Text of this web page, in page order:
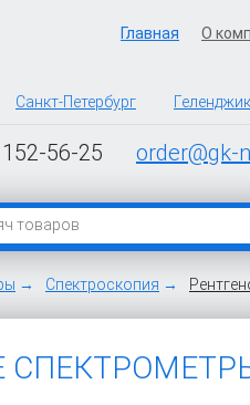
Главная О
Санкт-Петербург Геленджик
56-25 order@gk-
Спектроскопия